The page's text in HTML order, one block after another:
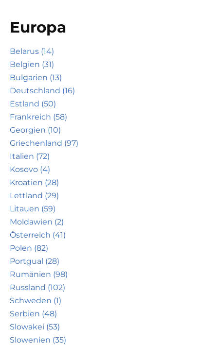
Europa
Belarus (14)
Belgien (31)
Bulgarien (13)
Deutschland (16)
Estland (50)
Frankreich (58)
Georgien (10)
Griechenland (97)
Italien (72)
Kosovo (4)
Kroatien (28)
Lettland (29)
Litauen (59)
Moldawien (2)
Österreich (41)
Polen (82)
Portgual (28)
Rumänien (98)
Russland (102)
Schweden (1)
Serbien (48)
Slowakei (53)
Slowenien (35)